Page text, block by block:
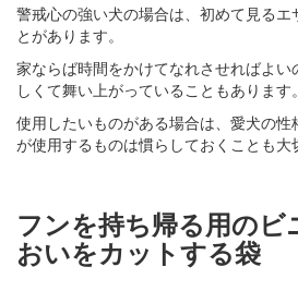
警戒心の強い犬の場合は、初めて見るエ
とがあります。
家ならば時間をかけてなれさせればよ
しくて舞い上がっていることもあります。
使用したいものがある場合は、愛犬の
が使用するものは慣らしておくことも大
フンを持ち帰る用のビ
おいをカットする袋